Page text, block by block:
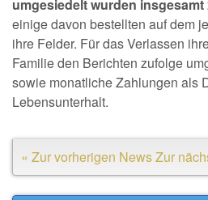
umgesiedelt wurden insgesamt
einige davon bestellten auf dem
ihre Felder. Für das Verlassen
Familie den Berichten zufolge
sowie monatliche Zahlungen als
Lebensunterhalt.
« Zur vorherigen NewsZur